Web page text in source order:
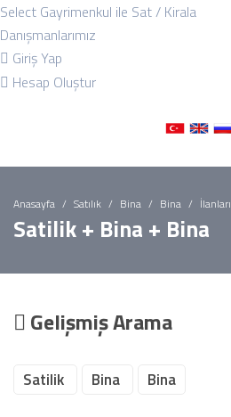
Select Gayrimenkul ile Sat / Kirala
Danışmanlarımız
Giriş Yap
Hesap Oluştur
Anasayfa Satılık Bina Bina İlanları
Satilik + Bina + Bina
Gelişmiş Arama
Satilik Bina Bina